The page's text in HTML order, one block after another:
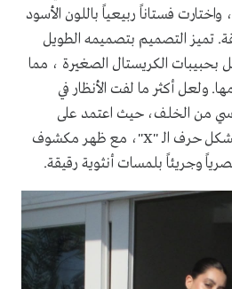
فستاناً ربيعياً باللون الأسود
تميز التصميم بتصميمه الطويل
بحبيبات الكريستال الصغيرة ، مما
ولعل أكثر ما لفت الأنظار في
من الخلف، حيث اعتمد على
حمالات رفيعة تقاطعت لتشكل حرف الـ "X"، مع ظهر مكشوف
وجريئاً بلمسات أنثوية رقيقة.